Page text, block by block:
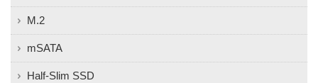
M.2
mSATA
Half-Slim SSD